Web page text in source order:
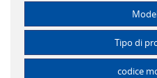
Tipo di
codice